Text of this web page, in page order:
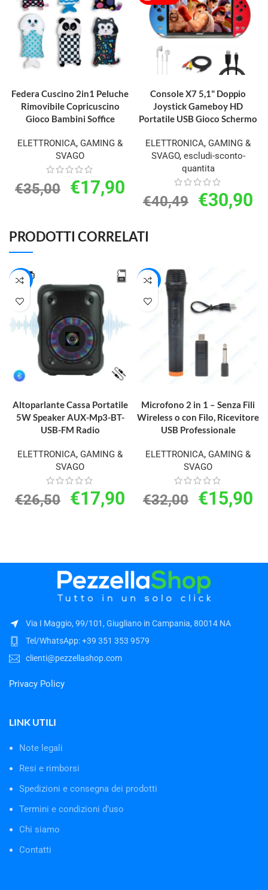
Federa Cuscino 2in1 Peluche
Rimovibile Copricuscino
Gioco Bambini Soffice
ELETTRONICA, GAMING &
SVAGO
€35,00 €17,90
Console X7 5,1" Doppio
Joystick Gameboy HD
Portatile USB Gioco Schermo
ELETTRONICA, GAMING &
SVAGO, escludi-sconto-
quantita
€40,49 €30,90
PRODOTTI CORRELATI
-32%
Altoparlante Cassa Portatile
5W Speaker AUX-Mp3-BT-
USB-FM Radio
ELETTRONICA, GAMING &
SVAGO
€26,50 €17,90
-50%
Microfono 2 in 1 – Senza Fili
Wireless o con Filo, Ricevitore
USB Professionale
ELETTRONICA, GAMING &
SVAGO
€32,00 €15,90
Via I Maggio, 99/101, Giugliano in Campania, 80014 NA
Tel/WhatsApp: +39 351 353 9579
clienti@pezzellashop.com
Privacy Policy
LINK UTILI
Note legali
Resi e rimborsi
Spedizioni e consegna dei prodotti
Termini e condizioni d’uso
Chi siamo
Contatti